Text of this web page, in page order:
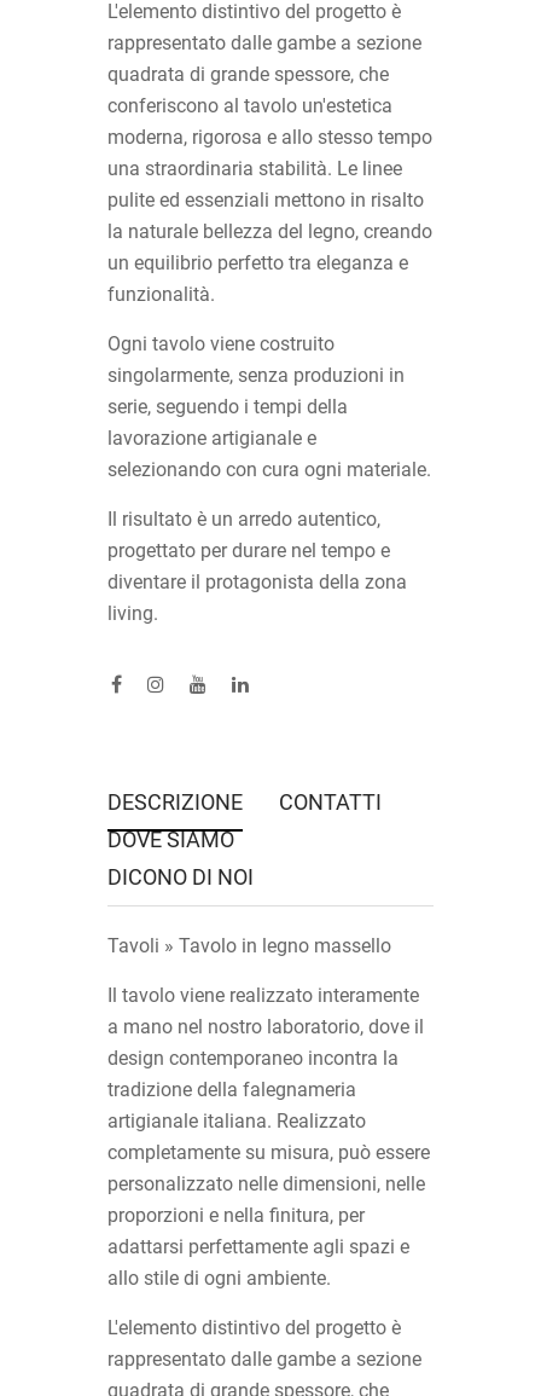
L'elemento distintivo del progetto è
rappresentato dalle gambe a sezione
quadrata di grande spessore, che
conferiscono al tavolo un'estetica
moderna, rigorosa e allo stesso tempo
una straordinaria stabilità. Le linee
pulite ed essenziali mettono in risalto
la naturale bellezza del legno, creando
un equilibrio perfetto tra eleganza e
funzionalità.
Ogni tavolo viene costruito
singolarmente, senza produzioni in
serie, seguendo i tempi della
lavorazione artigianale e
selezionando con cura ogni materiale.
Il risultato è un arredo autentico,
progettato per durare nel tempo e
diventare il protagonista della zona
living.
DESCRIZIONE
CONTATTI
DOVE SIAMO
DICONO DI NOI
Tavoli » Tavolo in legno massello
Il tavolo viene realizzato interamente
a mano nel nostro laboratorio, dove il
design contemporaneo incontra la
tradizione della falegnameria
artigianale italiana. Realizzato
completamente su misura, può essere
personalizzato nelle dimensioni, nelle
proporzioni e nella finitura, per
adattarsi perfettamente agli spazi e
allo stile di ogni ambiente.
L'elemento distintivo del progetto è
rappresentato dalle gambe a sezione
quadrata di grande spessore, che